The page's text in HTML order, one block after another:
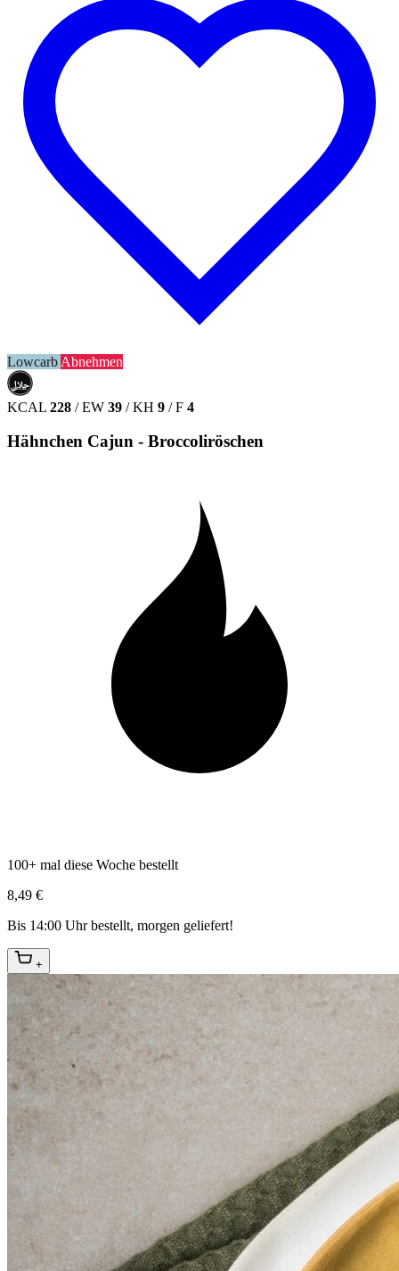
Lowcarb Abnehmen
حلال
HALAL
KCAL 228 / EW 39 / KH 9 / F 4
Hähnchen Cajun - Broccoliröschen
100+ mal diese Woche bestellt
8,49 €
Bis 14:00 Uhr bestellt, morgen geliefert!
+